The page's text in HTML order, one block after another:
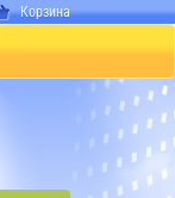
Корзина